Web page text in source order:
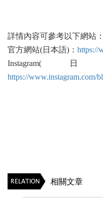
詳情內容可參考以下網站：
官方網站(日本語)： https://
https://www.instagram.com/
RELATION 相關文章